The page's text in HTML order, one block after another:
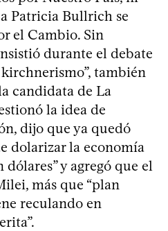
Patricia Bullrich se
el Cambio. Sin
durante el debate
también
candidata de La
la idea de
dijo que ya quedó
dolarizar la economía
y agregó que el
más que “plan
reculando en